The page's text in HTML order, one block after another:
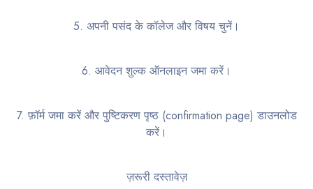
5. अपनी पसंद के कॉलेज और विषय चुनें।
6. आवेदन शुल्क ऑनलाइन जमा करें।
7. फ़ॉर्म जमा करें और पुष्टिकरण पृष्ठ (confirmation page) डाउनलोड
करें।
ज़रूरी दस्तावेज़